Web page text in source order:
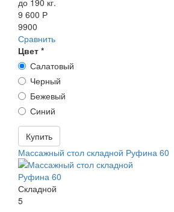
до 190 кг.
9 600 Р
9900
Сравнить
Цвет *
Салатовый
Черный
Бежевый
Синий
Купить
Массажный стол складной Руфина 60
Складной
5